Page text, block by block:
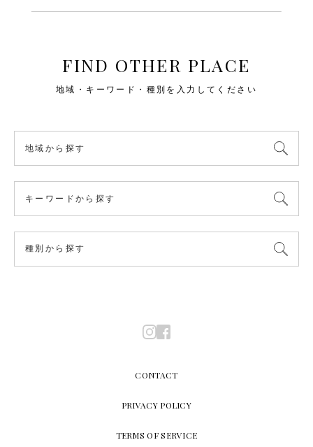
FIND OTHER PLACE
地域・キーワード・種別を入力してください
CONTACT
PRIVACY POLICY
TERMS OF SERVICE